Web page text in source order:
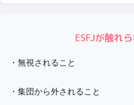
ESFJが触れ
・ 無視されること
・ 集団から外されること